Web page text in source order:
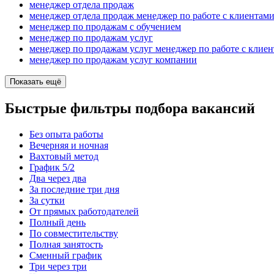
менеджер отдела продаж
менеджер отдела продаж менеджер по работе с клиентами
менеджер по продажам с обучением
менеджер по продажам услуг
менеджер по продажам услуг менеджер по работе с
менеджер по продажам услуг компании
Показать ещё
Быстрые фильтры подбора вакансий
Без опыта работы
Вечерняя и ночная
Вахтовый метод
График 5/2
Два через два
За последние три дня
За сутки
От прямых работодателей
Полный день
По совместительству
Полная занятость
Сменный график
Три через три